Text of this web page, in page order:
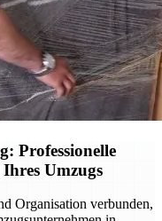
Professionelle
Umzugs
Organisation verbunden,